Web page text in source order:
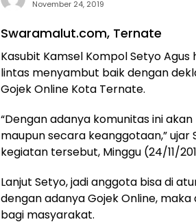
November 24, 2019
Swaramalut.com, Ternate
Kasubit Kamsel Kompol Setyo
lintas menyambut baik dengan
Gojek Online Kota Ternate.
“Dengan adanya komunitas ini
maupun secara keanggotaan,”
kegiatan tersebut, Minggu (24/11/
Lanjut Setyo, jadi anggota bisa di
dengan adanya Gojek Online,
bagi masyarakat.